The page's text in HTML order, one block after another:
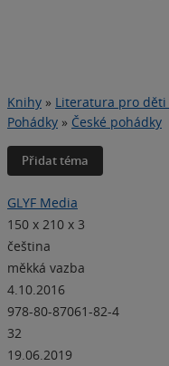
Knihy » Literatura pro děti
Pohádky » České pohádky
Přidat téma
GLYF Media
150 x 210 x 3
čeština
měkká vazba
4.10.2016
978-80-87061-82-4
32
19.06.2019